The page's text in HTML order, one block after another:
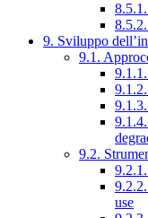
9. Sviluppo
9.1.
9.2.
use